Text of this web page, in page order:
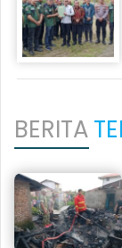
BERITA